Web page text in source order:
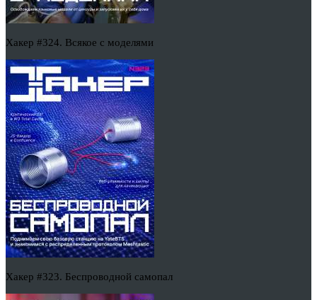
Хакер #324. Всякое с моделями
Хакер #323. Беспроводной самопал